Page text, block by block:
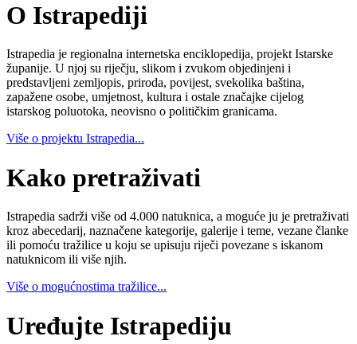
O Istrapediji
Istrapedia je regionalna internetska enciklopedija, projekt Istarske
županije. U njoj su riječju, slikom i zvukom objedinjeni i
predstavljeni zemljopis, priroda, povijest, svekolika baština,
zapažene osobe, umjetnost, kultura i ostale značajke cijelog
istarskog poluotoka, neovisno o političkim granicama.
Više o projektu Istrapedia...
Kako pretraživati
Istrapedia sadrži više od 4.000 natuknica, a moguće ju je pretraživati
kroz abecedarij, naznačene kategorije, galerije i teme, vezane članke
ili pomoću tražilice u koju se upisuju riječi povezane s iskanom
natuknicom ili više njih.
Više o mogućnostima tražilice...
Uređujte Istrapediju